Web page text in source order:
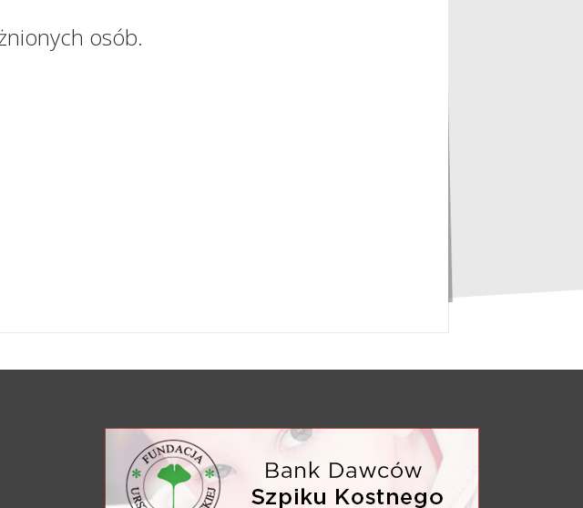
osób.